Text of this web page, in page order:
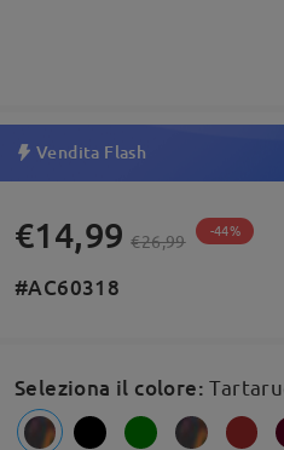
Vendita Flash
€14,99 €26,99 -44%
#AC60318
Seleziona il colore: